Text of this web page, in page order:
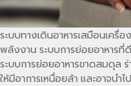
ระบบทางเดินอาหารเสมือนเครื่
พลังงาน ระบบการย่อยอาหาร
ระบบการย่อยอาหารขาดสมดุล
ให้มีอาการเหนื่อยล้า และอาจนำไ